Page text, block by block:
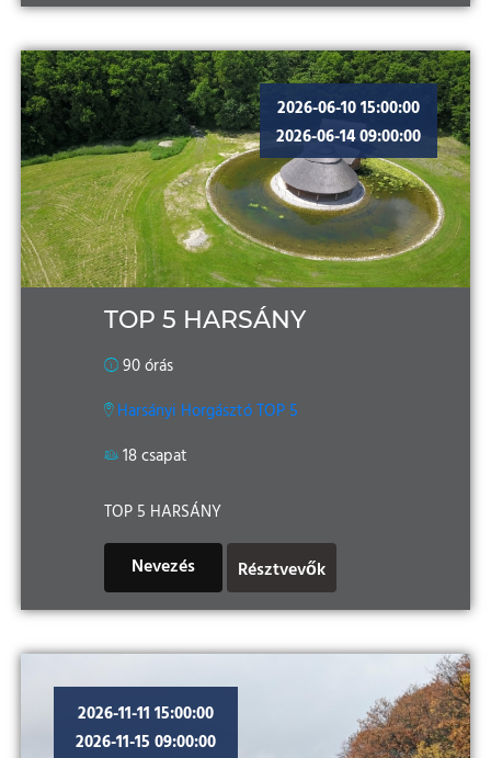
TOP 5 HARSÁNY
90 órás
Harsányi Horgásztó TOP 5
18 csapat
TOP 5 HARSÁNY
Nevezés Résztvevők
2026-06-10 15:00:00
2026-06-14 09:00:00
2026-11-11 15:00:00
2026-11-15 09:00:00